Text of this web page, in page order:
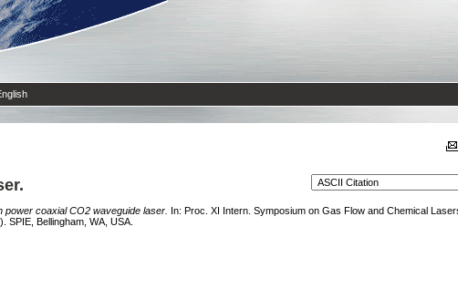
power coaxial CO2 waveguide laser. In: Proc. XI Intern. Symposium on Gas Flow and Chemical
SPIE, Bellingham, WA, USA.